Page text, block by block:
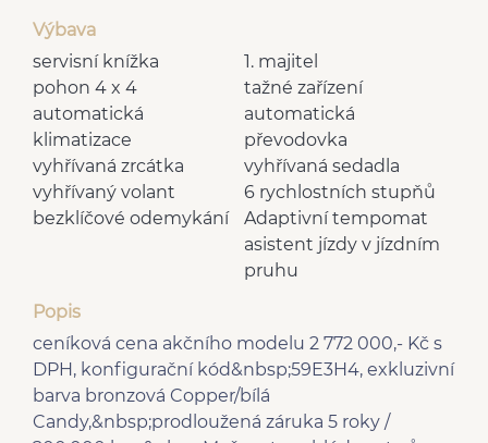
Výbava
1. majitel
servisní knížka
tažné zařízení
pohon 4 x 4
automatická
převodovka
automatická
klimatizace
vyhřívaná sedadla
vyhřívaná zrcátka
6 rychlostních stupňů
vyhřívaný volant
Adaptivní tempomat
bezklíčové odemykání
asistent jízdy v jízdním
pruhu
Popis
ceníková cena akčního modelu 2 772 000,- Kč s
DPH, konfigurační kód&nbsp;59E3H4, exkluzivní
barva bronzová Copper/bílá
Candy,&nbsp;prodloužená záruka 5 roky /